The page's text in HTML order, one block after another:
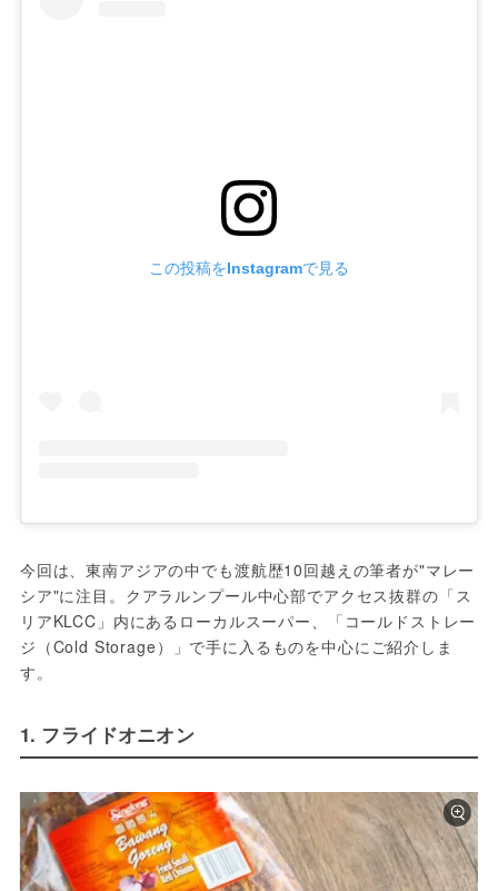
この投稿をInstagramで見る
今回は、東南アジアの中でも渡航歴10回越えの筆者が"マレー
シア"に注目。クアラルンプール中心部でアクセス抜群の「ス
リアKLCC」内にあるローカルスーパー、「コールドストレー
ジ（Cold Storage）」で手に入るものを中心にご紹介しま
す。
1. フライドオニオン